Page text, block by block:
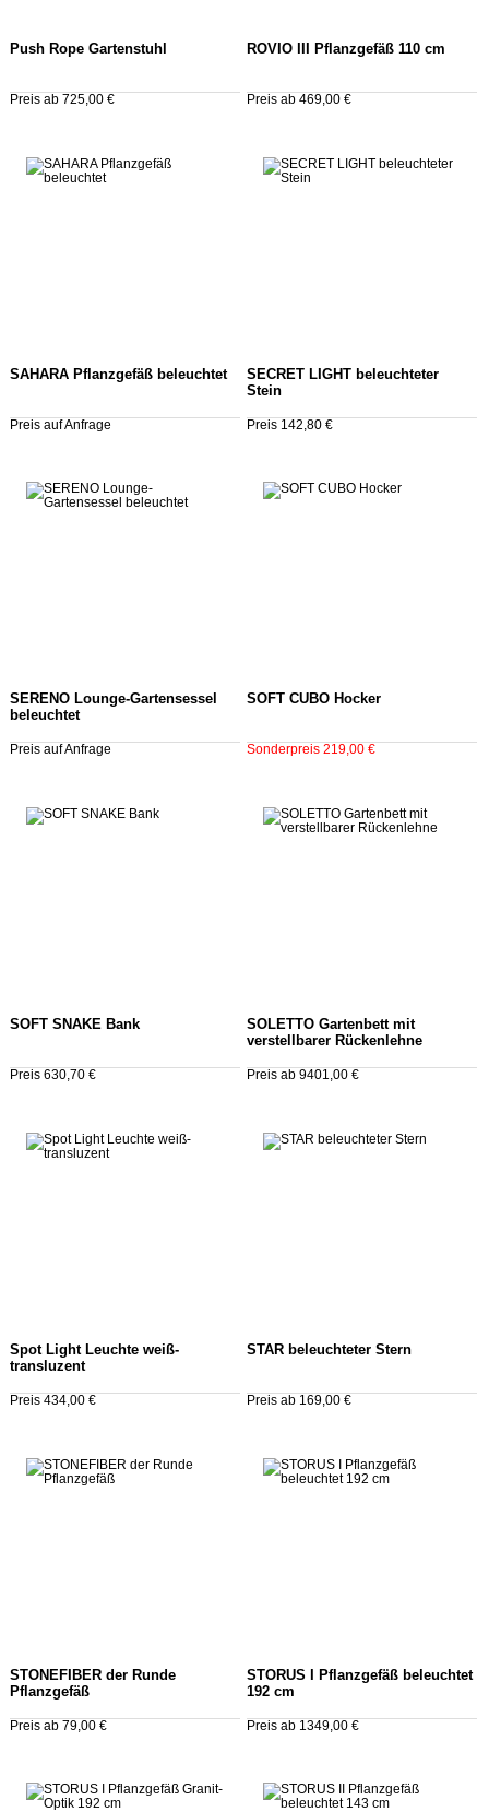
Push Rope Gartenstuhl
Preis ab 725,00 €
ROVIO III Pflanzgefäß 110 cm
Preis ab 469,00 €
SAHARA Pflanzgefäß beleuchtet
Preis auf Anfrage
SECRET LIGHT beleuchteter
Stein
Preis 142,80 €
SERENO Lounge-Gartensessel
beleuchtet
Preis auf Anfrage
SOFT CUBO Hocker
Sonderpreis 219,00 €
SOFT SNAKE Bank
Preis 630,70 €
SOLETTO Gartenbett mit
verstellbarer Rückenlehne
Preis ab 9401,00 €
Spot Light Leuchte weiß-
transluzent
Preis 434,00 €
STAR beleuchteter Stern
Preis ab 169,00 €
STONEFIBER der Runde
Pflanzgefäß
Preis ab 79,00 €
STORUS I Pflanzgefäß beleuchtet
192 cm
Preis ab 1349,00 €